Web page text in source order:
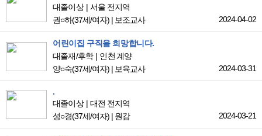
대졸이상
서울 전지역
권○하(37세/여자) | 보조교사 2024-04-02
어린이집 구직을 희망합니다.
대졸재/후학
인천 계양
양○숙(37세/여자) | 보육교사 2024-03-31
.
대졸이상
대전 전지역
성○경(37세/여자) | 원감 2024-03-21